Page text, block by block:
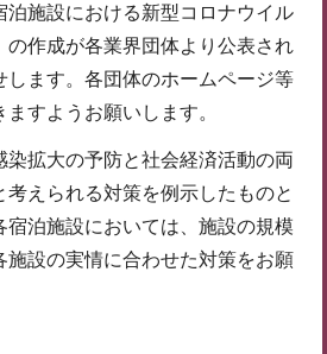
泊施設における新型コロナウイル
の作成が各業界団体より公表され
します。各団体のホームページ等
すようお願いします。
染拡大の予防と社会経済活動の両
考えられる対策を例示したものと
宿泊施設においては、施設の規模
施設の実情に合わせた対策をお願